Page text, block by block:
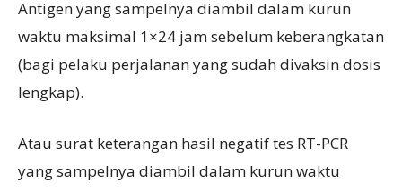
Antigen yang sampelnya diambil dalam kurun
waktu maksimal 1×24 jam sebelum keberangkatan
(bagi pelaku perjalanan yang sudah divaksin dosis
lengkap).
Atau surat keterangan hasil negatif tes RT-PCR
yang sampelnya diambil dalam kurun waktu